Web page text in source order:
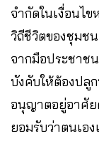
จำกัดในเงื่อนไ
วิถีชีวิตของชุมช
จากมือประชาช
บังคับให้ต้องปลู
อนุญาตอยู่อาศัย
ยอมรับว่าตนเอ